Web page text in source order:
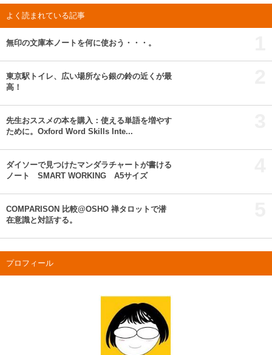
よく読まれている記事
無印の文庫本ノートを何に使おう・・・。
東京駅トイレ、広い場所なら銀の鈴の近くが最
高！
先生おススメの本を購入：使える単語を増やす
ために。Oxford Word Skills Inte...
ダイソーで見つけたマンダラチャートが書ける
ノート SMART WORKING A5サイズ
COMPARISON 比較@OSHO 禅タロットで潜
在意識と対話する。
プロフィール